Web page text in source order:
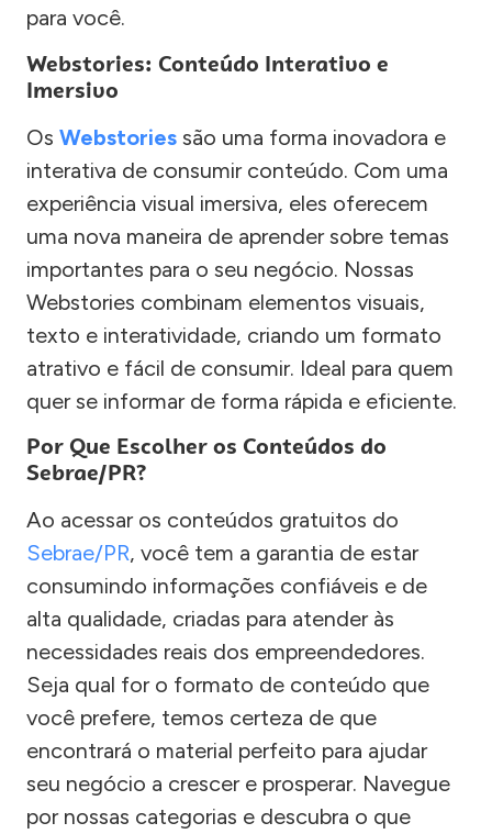
para você.
Webstories: Conteúdo Interativo e
Imersivo
Os Webstories são uma forma inovadora e
interativa de consumir conteúdo. Com uma
experiência visual imersiva, eles oferecem
uma nova maneira de aprender sobre temas
importantes para o seu negócio. Nossas
Webstories combinam elementos visuais,
texto e interatividade, criando um formato
atrativo e fácil de consumir. Ideal para quem
quer se informar de forma rápida e eficiente.
Por Que Escolher os Conteúdos do
Sebrae/PR?
Ao acessar os conteúdos gratuitos do
Sebrae/PR, você tem a garantia de estar
consumindo informações confiáveis e de
alta qualidade, criadas para atender às
necessidades reais dos empreendedores.
Seja qual for o formato de conteúdo que
você prefere, temos certeza de que
encontrará o material perfeito para ajudar
seu negócio a crescer e prosperar. Navegue
por nossas categorias e descubra o que